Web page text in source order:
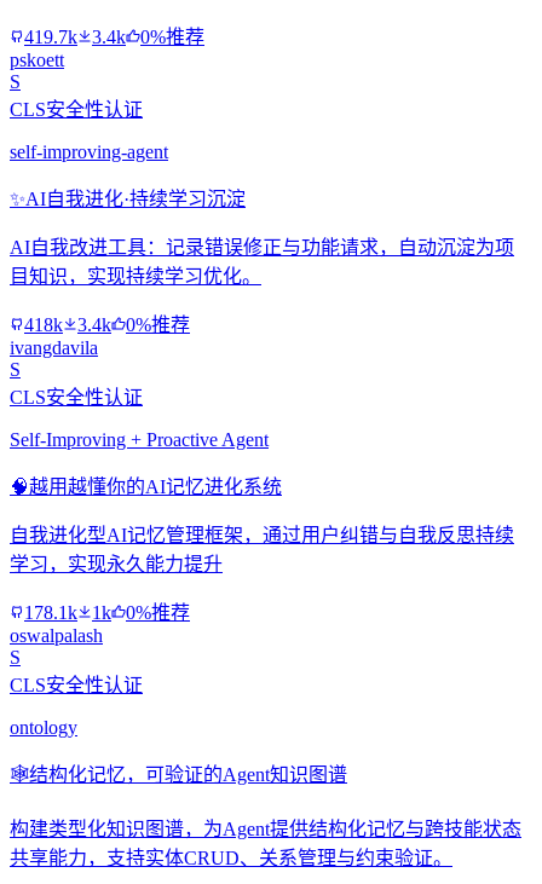
419.7k 3.4k
0%推荐
pskoett
S
CLS安全性认证
self-improving-agent
✨AI自我进化·持续学习沉淀
AI自我改进工具：记录错误修正与功能请求，自动沉淀为项
目知识，实现持续学习优化。
418k 3.4k
0%推荐
ivangdavila
S
CLS安全性认证
Self-Improving + Proactive Agent
🧠越用越懂你的AI记忆进化系统
自我进化型AI记忆管理框架，通过用户纠错与自我反思持续
学习，实现永久能力提升
178.1k 1k
0%推荐
oswalpalash
S
CLS安全性认证
ontology
🕸️结构化记忆，可验证的Agent知识图谱
构建类型化知识图谱，为Agent提供结构化记忆与跨技能状态
共享能力，支持实体CRUD、关系管理与约束验证。